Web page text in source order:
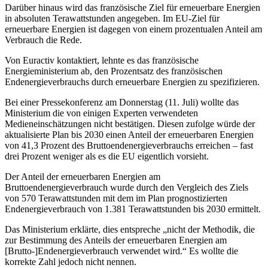
Darüber hinaus wird das französische Ziel für erneuerbare Energien
in absoluten Terawattstunden angegeben. Im EU-Ziel für
erneuerbare Energien ist dagegen von einem prozentualen Anteil am
Verbrauch die Rede.
Von Euractiv kontaktiert, lehnte es das französische
Energieministerium ab, den Prozentsatz des französischen
Endenergieverbrauchs durch erneuerbare Energien zu spezifizieren.
Bei einer Pressekonferenz am Donnerstag (11. Juli) wollte das
Ministerium die von einigen Experten verwendeten
Medieneinschätzungen nicht bestätigen. Diesen zufolge würde der
aktualisierte Plan bis 2030 einen Anteil der erneuerbaren Energien
von 41,3 Prozent des Bruttoendenergieverbrauchs erreichen – fast
drei Prozent weniger als es die EU eigentlich vorsieht.
Der Anteil der erneuerbaren Energien am
Bruttoendenergieverbrauch wurde durch den Vergleich des Ziels
von 570 Terawattstunden mit dem im Plan prognostizierten
Endenergieverbrauch von 1.381 Terawattstunden bis 2030 ermittelt.
Das Ministerium erklärte, dies entspreche „nicht der Methodik, die
zur Bestimmung des Anteils der erneuerbaren Energien am
[Brutto-]Endenergieverbrauch verwendet wird.“ Es wollte die
korrekte Zahl jedoch nicht nennen.